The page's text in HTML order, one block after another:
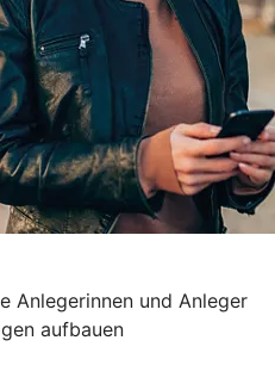
Anlegerinnen und Anleger
aufbauen